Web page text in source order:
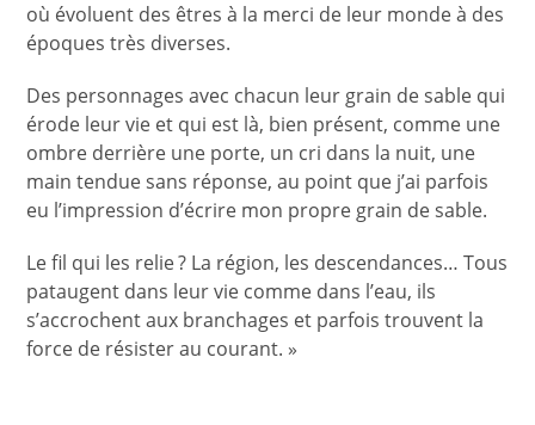
où évoluent des êtres à la merci de leur monde à des
époques très diverses.
Des personnages avec chacun leur grain de sable qui
érode leur vie et qui est là, bien présent, comme une
ombre derrière une porte, un cri dans la nuit, une
main tendue sans réponse, au point que j’ai parfois
eu l’impression d’écrire mon propre grain de sable.
Le fil qui les relie ? La région, les descendances… Tous
pataugent dans leur vie comme dans l’eau, ils
s’accrochent aux branchages et parfois trouvent la
force de résister au courant. »